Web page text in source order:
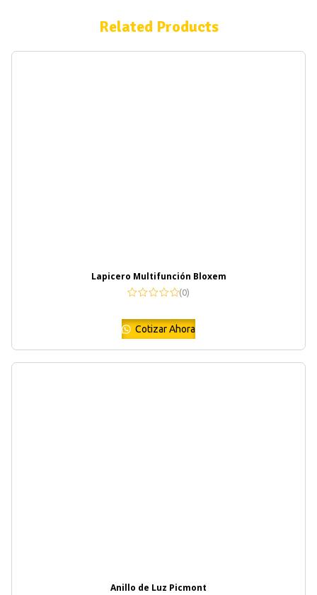
Related Products
Lapicero Multifunción Bloxem
(0)
Cotizar Ahora
Anillo de Luz Picmont